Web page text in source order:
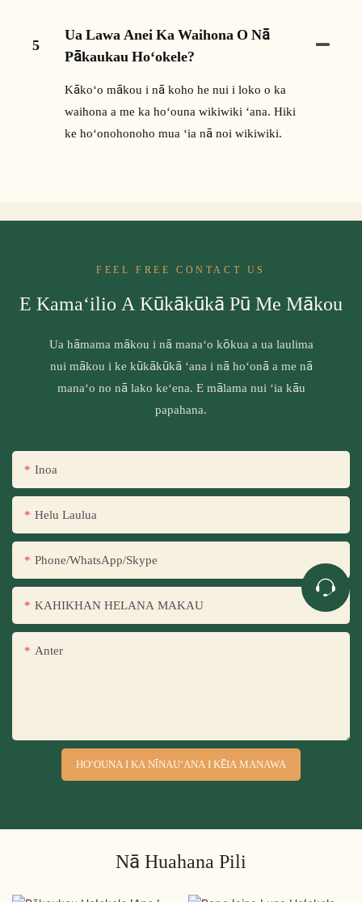
5
Ua Lawa Anei Ka Waihona O Nā
Pākaukau Hoʻokele?
Kākoʻo mākou i nā koho he nui i loko o ka
waihona a me ka hoʻouna wikiwiki ʻana. Hiki
ke hoʻonohonoho mua ʻia nā noi wikiwiki.
FEEL FREE CONTACT US
E Kamaʻilio A Kūkākūkā Pū Me Mākou
Ua hāmama mākou i nā manaʻo kōkua a ua laulima
nui mākou i ke kūkākūkā ʻana i nā hoʻonā a me nā
manaʻo no nā lako keʻena. E mālama nui ʻia kāu
papahana.
Inoa
Helu Laulua
Phone/WhatsApp/Skype
KAHIKHAN HELANA MAKAU
Anter
HOʻOUNA I KA NĪNAUʻANA I KĒIA MANAWA
Nā Huahana Pili